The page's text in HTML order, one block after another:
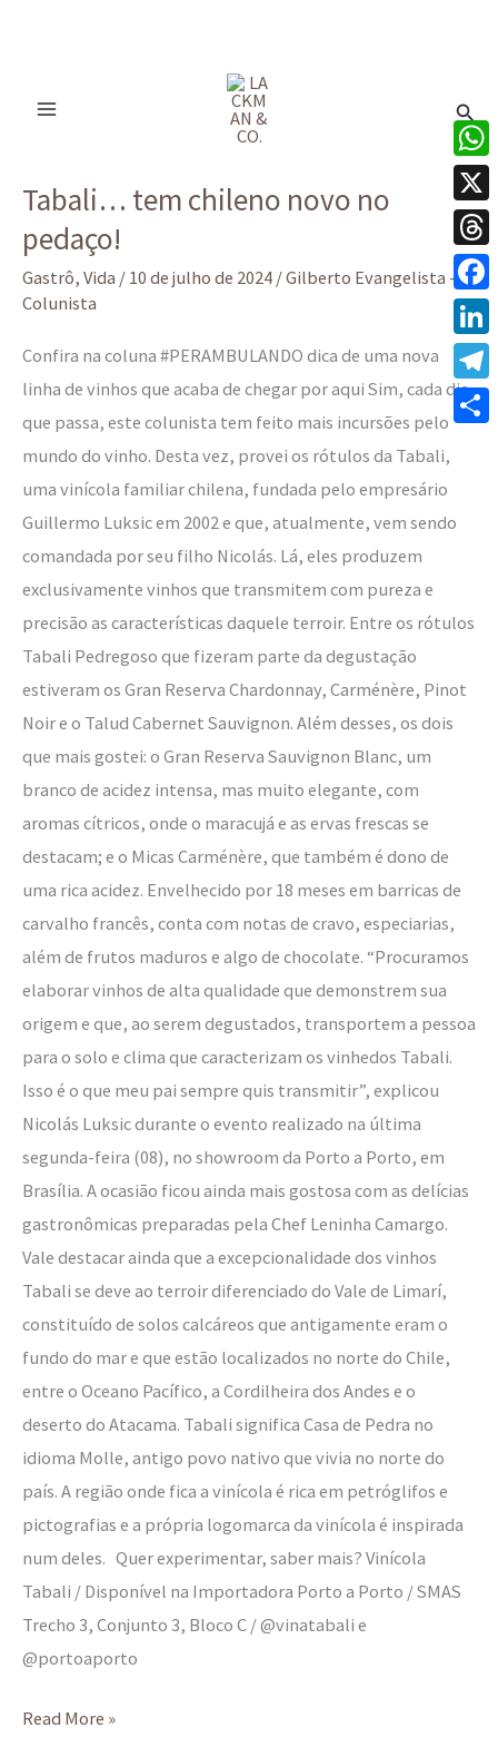
Tabali… tem chileno novo no
pedaço!
Gastrô, Vida / 10 de julho de 2024 /Gilberto Evangelista -
Colunista
Confira na coluna #PERAMBULANDO dica de uma nova
linha de vinhos que acaba de chegar por aqui Sim, cada dia
que passa, este colunista tem feito mais incursões pelo
mundo do vinho. Desta vez, provei os rótulos da Tabali,
uma vinícola familiar chilena, fundada pelo empresário
Guillermo Luksic em 2002 e que, atualmente, vem sendo
comandada por seu filho Nicolás. Lá, eles produzem
exclusivamente vinhos que transmitem com pureza e
precisão as características daquele terroir. Entre os rótulos
Tabali Pedregoso que fizeram parte da degustação
estiveram os Gran Reserva Chardonnay, Carménère, Pinot
Noir e o Talud Cabernet Sauvignon. Além desses, os dois
que mais gostei: o Gran Reserva Sauvignon Blanc, um
branco de acidez intensa, mas muito elegante, com
aromas cítricos, onde o maracujá e as ervas frescas se
destacam; e o Micas Carménère, que também é dono de
uma rica acidez. Envelhecido por 18 meses em barricas de
carvalho francês, conta com notas de cravo, especiarias,
além de frutos maduros e algo de chocolate. “Procuramos
elaborar vinhos de alta qualidade que demonstrem sua
origem e que, ao serem degustados, transportem a pessoa
para o solo e clima que caracterizam os vinhedos Tabali.
Isso é o que meu pai sempre quis transmitir”, explicou
Nicolás Luksic durante o evento realizado na última
segunda-feira (08), no showroom da Porto a Porto, em
Brasília. A ocasião ficou ainda mais gostosa com as delícias
gastronômicas preparadas pela Chef Leninha Camargo.
Vale destacar ainda que a excepcionalidade dos vinhos
Tabali se deve ao terroir diferenciado do Vale de Limarí,
constituído de solos calcáreos que antigamente eram o
fundo do mar e que estão localizados no norte do Chile,
entre o Oceano Pacífico, a Cordilheira dos Andes e o
deserto do Atacama. Tabali significa Casa de Pedra no
idioma Molle, antigo povo nativo que vivia no norte do
país. A região onde fica a vinícola é rica em petróglifos e
pictografias e a própria logomarca da vinícola é inspirada
num deles. Quer experimentar, saber mais? Vinícola
Tabali / Disponível na Importadora Porto a Porto / SMAS
Trecho 3, Conjunto 3, Bloco C / @vinatabali e
@portoaporto
tem
chileno
novo
no
Read More »
X